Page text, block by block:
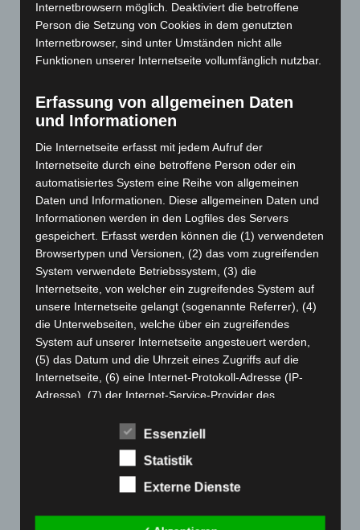
Juli 2025(90)
Juni 2025(103)
Mai 2025(112)
März 2025(111)
Januar 2025(88)
Dezember 2024(89)
November 2024(94)
Oktober 2024 (93)
September 2024(112)
August 2024(107)
Juli 2024 (89)
Juni 2024(107)
Mai 2024
April 2024(102)
März 2024 (103)
(103)
(130)
Oktober 2023(114)
Internetbrowsern möglich. Deaktiviert die betroffene
Person die Setzung von Cookies in dem genutzten
Internetbrowser, sind unter Umständen nicht alle
Funktionen unserer Internetseite vollumfänglich nutzbar.
Erfassung von allgemeinen Daten
und Informationen
Die Internetseite erfasst mit jedem Aufruf der
Internetseite durch eine betroffene Person oder ein
automatisiertes System eine Reihe von allgemeinen
Daten und Informationen. Diese allgemeinen Daten und
Informationen werden in den Logfiles des Servers
gespeichert. Erfasst werden können die (1) verwendeten
Browsertypen und Versionen, (2) das vom zugreifenden
System verwendete Betriebssystem, (3) die
Internetseite, von welcher ein zugreifendes System auf
unsere Internetseite gelangt (sogenannte Referrer), (4)
die Unterwebseiten, welche über ein zugreifendes
System auf unserer Internetseite angesteuert werden,
(5) das Datum und die Uhrzeit eines Zugriffs auf die
Internetseite, (6) eine Internet-Protokoll-Adresse (IP-
Adresse), (7) der Internet-Service-Provider des
und Informationen, die der Gefahrenabwehr im Falle von
Angriffen auf unsere informationstechnologischen
Systeme dienen.
Bei der Nutzung dieser allgemeinen Daten und
betroffene Person. Diese Informationen werden vielmehr
Essenziell
Statistik
Externe Dienste